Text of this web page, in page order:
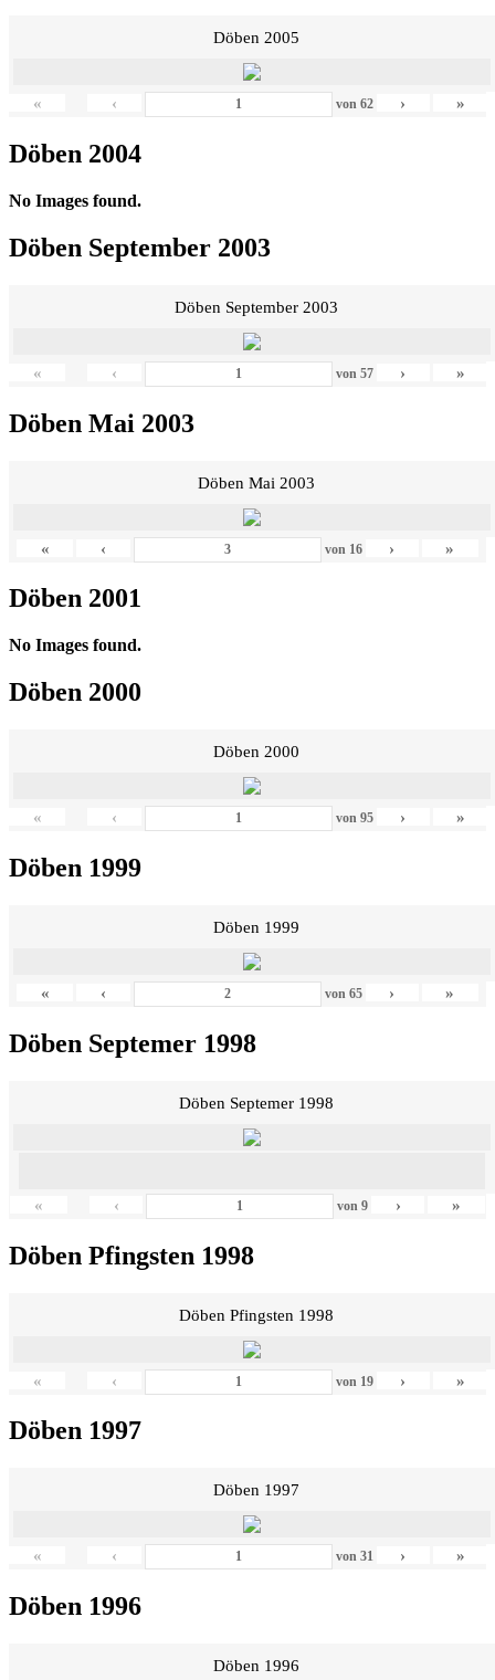
Döben 2005
« ‹ von 62 › »
Döben 2004
No Images found.
Döben September 2003
Döben September 2003
« ‹ von 57 › »
Döben Mai 2003
Döben Mai 2003
« ‹ von 16 › »
Döben 2001
No Images found.
Döben 2000
Döben 2000
« ‹ von 95 › »
Döben 1999
Döben 1999
« ‹ von 65 › »
Döben Septemer 1998
Döben Septemer 1998
« ‹ von9 › »
Döben Pfingsten 1998
Döben Pfingsten 1998
« ‹ von 19 › »
Döben 1997
Döben 1997
« ‹ von 31 › »
Döben 1996
Döben 1996